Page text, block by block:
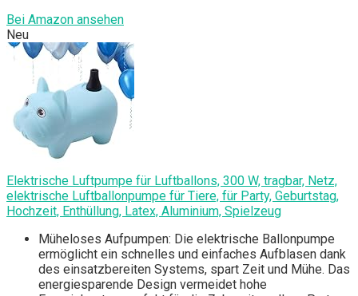
Bei Amazon ansehen
Neu
Elektrische Luftpumpe für Luftballons, 300 W, tragbar, Netz,
elektrische Luftballonpumpe für Tiere, für Party, Geburtstag,
Hochzeit, Enthüllung, Latex, Aluminium, Spielzeug
Müheloses Aufpumpen: Die elektrische Ballonpumpe
ermöglicht ein schnelles und einfaches Aufblasen dank
des einsatzbereiten Systems, spart Zeit und Mühe. Das
energiesparende Design vermeidet hohe